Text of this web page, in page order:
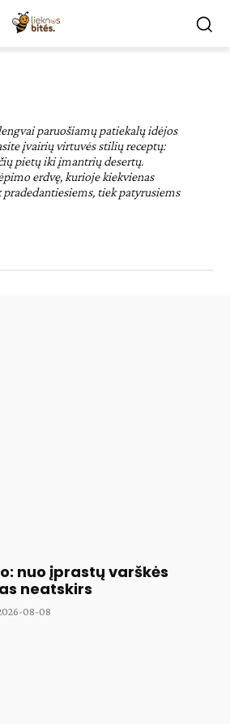
paruošiamų patiekalų idėjos
įvairių virtuvės stilių receptų:
pietų iki įmantrių desertų.
erdvę, kurioje kiekvienas
tiek patyrusiems
nuo įprastų varškės
neatskirs
08-08